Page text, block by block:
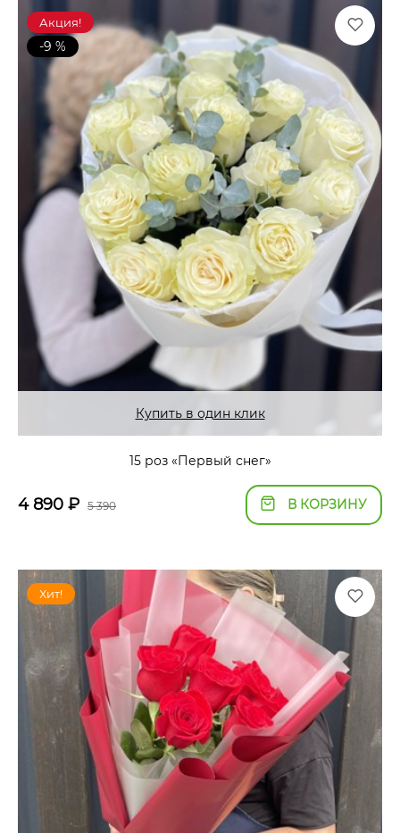
Акция!
-9 %
Купить в один клик
15 роз «Первый снег»
4 890 ₽ 5 390 В КОРЗИНУ
Хит!